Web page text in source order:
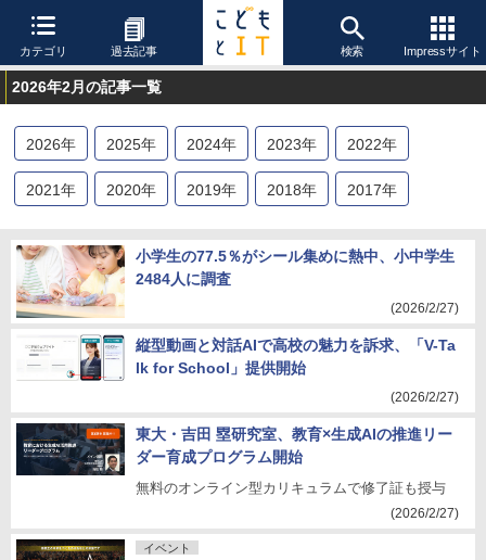
カテゴリ 過去記事 検索 Impressサイト
2026年2月の記事一覧
2026年 2025年 2024年 2023年 2022年
2021年 2020年 2019年 2018年 2017年
小学生の77.5％がシール集めに熱中、小中学生
2484人に調査
(2026/2/27)
縦型動画と対話AIで高校の魅力を訴求、「V-Ta
lk for School」提供開始
(2026/2/27)
東大・吉田 塁研究室、教育×生成AIの推進リー
ダー育成プログラム開始
無料のオンライン型カリキュラムで修了証も授与
(2026/2/27)
イベント